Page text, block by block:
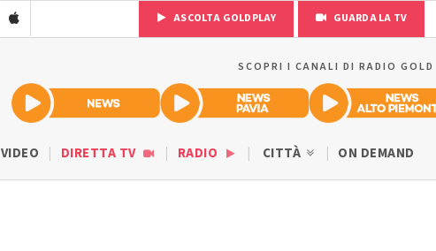
ASCOLTA GOLDPLAY GUARDA LA TV
SCOPRI I CANALI DI RADIO GOLD
VIDEO DIRETTA TV RADIO CITTÀ ON DEMAND